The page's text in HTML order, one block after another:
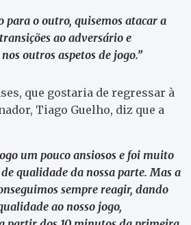
para o outro, quisemos atacar a
ao adversário e
outros aspetos de jogo.”
que gostaria de regressar à
Tiago Guelho, diz que a
um pouco ansiosos e foi muito
qualidade da nossa parte. Mas a
sempre reagir, dando
ao nosso jogo,